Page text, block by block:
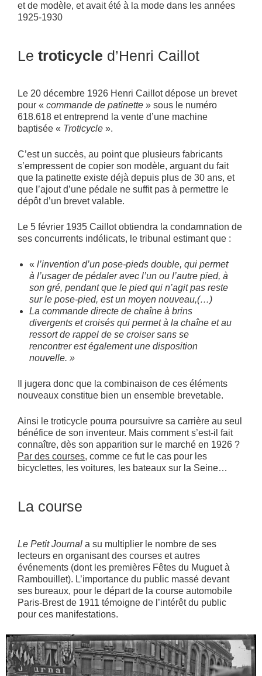
et de modèle, et avait été à la mode dans les années
1925-1930
Le troticycle d’Henri Caillot
Le 20 décembre 1926 Henri Caillot dépose un brevet
pour « commande de patinette » sous le numéro
618.618 et entreprend la vente d’une machine
baptisée « Troticycle ».
C’est un succès, au point que plusieurs fabricants
s’empressent de copier son modèle, arguant du fait
que la patinette existe déjà depuis plus de 30 ans, et
que l’ajout d’une pédale ne suffit pas à permettre le
dépôt d’un brevet valable.
Le 5 février 1935 Caillot obtiendra la condamnation de
ses concurrents indélicats, le tribunal estimant que :
« l’invention d’un pose-pieds double, qui permet
à l’usager de pédaler avec l’un ou l’autre pied, à
son gré, pendant que le pied qui n’agit pas reste
sur le pose-pied, est un moyen nouveau,(…)
La commande directe de chaîne à brins
divergents et croisés qui permet à la chaîne et au
ressort de rappel de se croiser sans se
rencontrer est également une disposition
nouvelle. »
Il jugera donc que la combinaison de ces éléments
nouveaux constitue bien un ensemble brevetable.
Ainsi le troticycle pourra poursuivre sa carrière au seul
bénéfice de son inventeur. Mais comment s’est-il fait
connaître, dès son apparition sur le marché en 1926 ?
Par des courses, comme ce fut le cas pour les
bicyclettes, les voitures, les bateaux sur la Seine…
La course
Le Petit Journal a su multiplier le nombre de ses
lecteurs en organisant des courses et autres
événements (dont les premières Fêtes du Muguet à
Rambouillet). L’importance du public massé devant
ses bureaux, pour le départ de la course automobile
Paris-Brest de 1911 témoigne de l’intérêt du public
pour ces manifestations.